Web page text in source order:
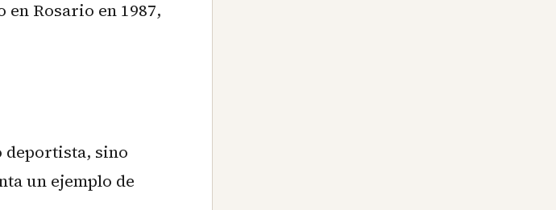
Rosario en 1987,
deportista, sino
un ejemplo de